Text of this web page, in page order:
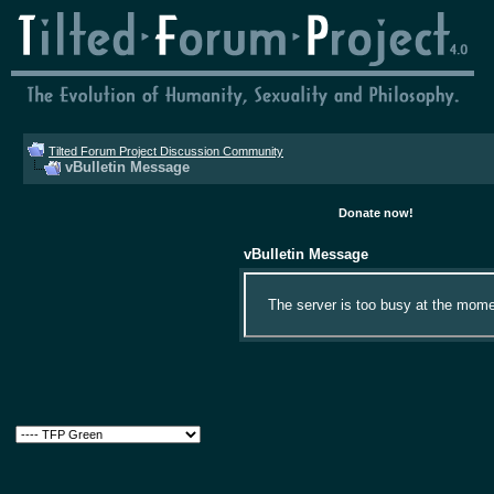
Tilted Forum Project Discussion Community
vBulletin Message
Donate now!
vBulletin Message
The server is too busy at the